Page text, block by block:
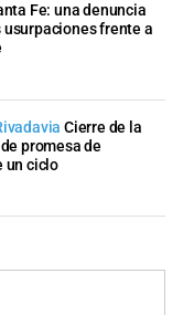
Fe: una denuncia
frente a
Cierre de la
promesa de
un ciclo